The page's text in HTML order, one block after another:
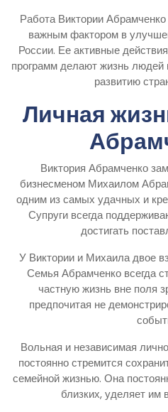
Работа Виктории
важным фактором в
России. Ее активные
программ делают жизнь
развитию
Личная
Виктория Абрамченко
бизнесменом Михаилом
одним из самых удачных и
Супруги всегда
достигать
У Виктории и Михаила двое
Семья Абрамченко всегда
частную жизнь вне поля
предпочитая не
Вольная и независимая
постоянно стремится
семейной жизнью. Она
близких, уделяет им